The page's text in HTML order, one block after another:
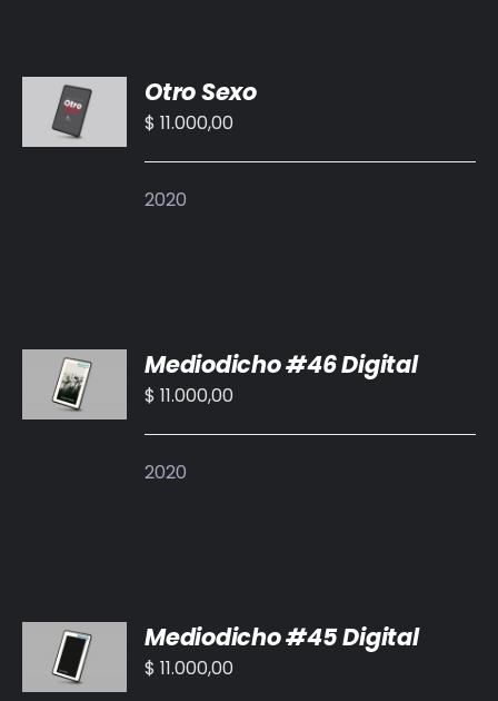
AL
CARRITO
/
Otro Sexo
$ 11.000,00
2020
AL
CARRITO
/
Mediodicho #46 Digital
$ 11.000,00
2020
AL
CARRITO
/
Mediodicho #45 Digital
$ 11.000,00